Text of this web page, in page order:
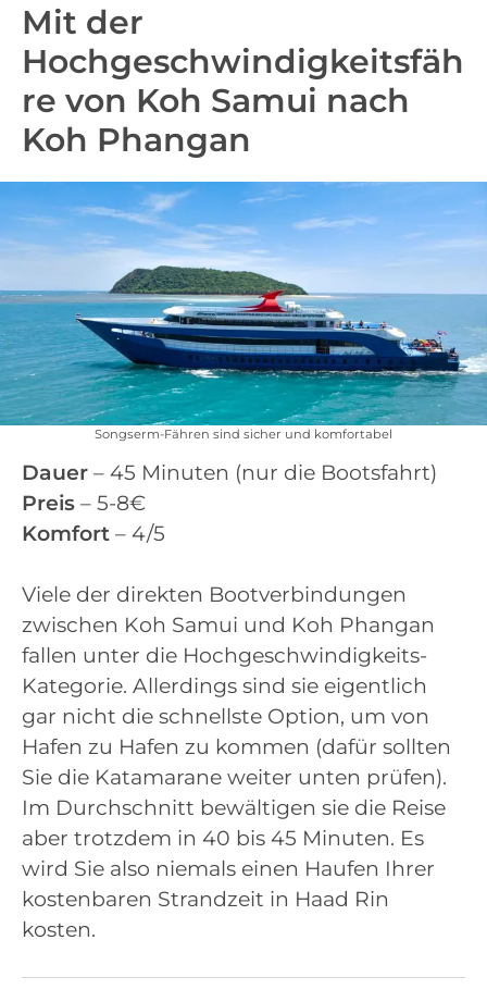
Mit der
Hochgeschwindigkeitsfäh
re von Koh Samui nach
Koh Phangan
Songserm-Fähren sind sicher und komfortabel
Dauer – 45 Minuten (nur die Bootsfahrt)
Preis – 5-8€
Komfort – 4/5
Viele der direkten Bootverbindungen
zwischen Koh Samui und Koh Phangan
fallen unter die Hochgeschwindigkeits-
Kategorie. Allerdings sind sie eigentlich
gar nicht die schnellste Option, um von
Hafen zu Hafen zu kommen (dafür sollten
Sie die Katamarane weiter unten prüfen).
Im Durchschnitt bewältigen sie die Reise
aber trotzdem in 40 bis 45 Minuten. Es
wird Sie also niemals einen Haufen Ihrer
kostenbaren Strandzeit in Haad Rin
kosten.